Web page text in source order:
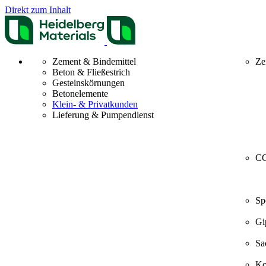
Direkt zum Inhalt
Zement & Bindemittel
Beton & Fließestrich
Gesteinskörnungen
Betonelemente
Klein- & Privatkunden
Lieferung & Pumpendienst